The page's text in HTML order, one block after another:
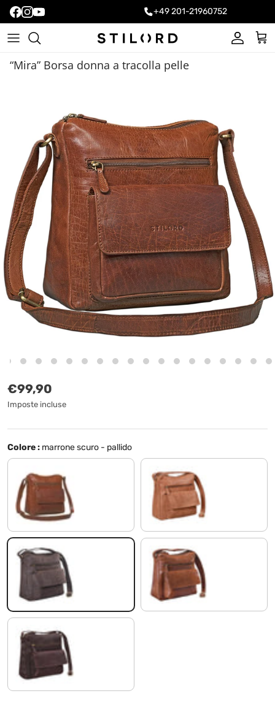
+49 201-21960752
Account
“Mira” Borsa donna a tracolla pelle
Prezzo normale
€99,90
Imposte incluse
Colore : marrone scuro - pallido
dakota - marrone sella - marrone
marrone scuro - pallido cognac lucente
cognac marrone scuro